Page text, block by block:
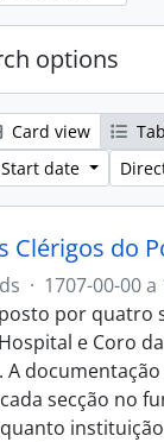
options
Card view
date
Clérigos do
· 1707-00-00 a
por quatro
e Coro
A
secção no